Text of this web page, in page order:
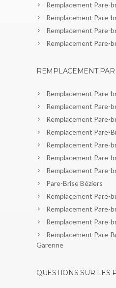
Remplacement Pare-
Remplacement Pare-
Remplacement Pare-
Remplacement Pare-
REMPLACEMENT
Remplacement Pare-
Remplacement Pare-
Remplacement Pare-
Remplacement Pare-
Remplacement Pare-
Remplacement Pare-
Remplacement Pare-
Pare-Brise Béziers
Remplacement Pare-
Remplacement Pare-
Remplacement Pare-
Remplacement Pare-
Garenne
QUESTIONS SUR LES